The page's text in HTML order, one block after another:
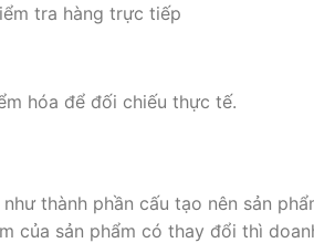
tra hàng trực tiếp
hóa để đối chiếu thực tế.
thành phần cấu tạo nên sản
của sản phẩm có thay đổi thì